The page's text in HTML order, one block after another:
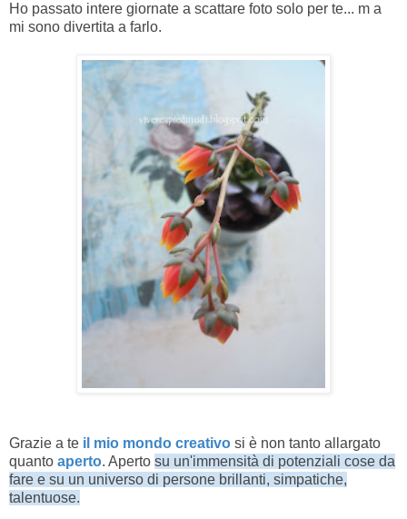
Ho passato intere giornate a scattare foto solo per te... m a
mi sono divertita a farlo.
Grazie a te il mio mondo creativo si è non tanto allargato
quanto aperto. Aperto su un'immensità di potenziali cose da
fare e su un universo di persone brillanti, simpatiche,
talentuose.